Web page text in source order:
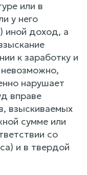
или в
у него
иной доход, а
к заработку и
нарушает
вправе
взыскиваемых
сумме или
со
и в твердой